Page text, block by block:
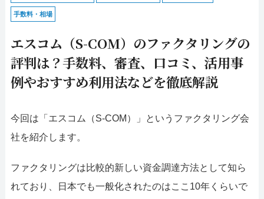
企業情報
名古屋支店HP
お電話で
おすす
手数料・相場
エスコム（S-COM）のファクタリングの
評判は？手数料、審査、口コミ、活用事
例やおすすめ利用法などを徹底解説
今回は「エスコム（S-COM）」というファクタリング会
社を紹介します。
ファクタリングは比較的新しい資金調達方法として知ら
れており、日本でも一般化されたのはここ10年くらいで